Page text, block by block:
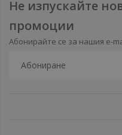
Не изпускайте
промоции
Абонирайте се за нашия e-